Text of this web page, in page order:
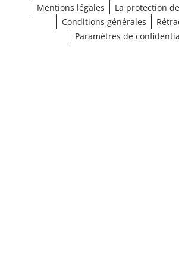
Mentions légales
La protection
Conditions générales
Paramètres de